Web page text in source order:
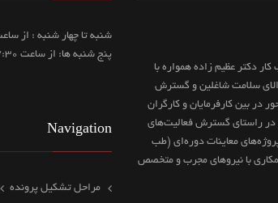
دکتر عظیم زاده همواره با
سلامت شاغلین و گسترش
در بین کارفرمایان و کارگران
در راستای گسترش فعالیت‌های
معاینات دوره‌ای (طب
با نیروهای مجرب و متخصص
پنج شنبه ها: از ساعت 7:30 الی14:30
Navigation
مراحل تشکیل پرونده